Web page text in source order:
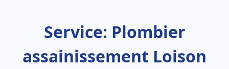
Service: Plombier
assainissement Loison